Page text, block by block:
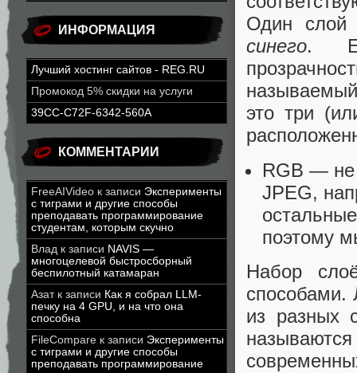
ИНФОРМАЦИЯ
Лучший хостинг сайтов - REG.RU
Промокод 5% скидки на услуги
39CC-C72F-6342-560A
КОММЕНТАРИИ
FreeAIVideo к записи Эксперименты
с тиграми и другие способы
преподавать программирование
студентам, которым скучно
Влад к записи NAVIS —
многоцелевой быстросборный
беспилотный катамаран
Азатк записи Как я собрал LLM-
печку на 4 GPU, и на что она
способна
FileCompare к записи Эксперименты
с тиграми и другие способы
преподавать программирование
Один
синего.
это три
RGB — не
JPEG,
поэтому
Набор
способами.
из разных